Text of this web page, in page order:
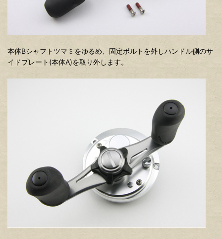
本体Bシャフトツマミをゆるめ、固定ボルトを外しハンドル側のサ
イドプレート(本体A)を取り外します。